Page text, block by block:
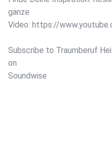
ganze
Video: https://
Subscribe to Traumberuf
on
Soundwise